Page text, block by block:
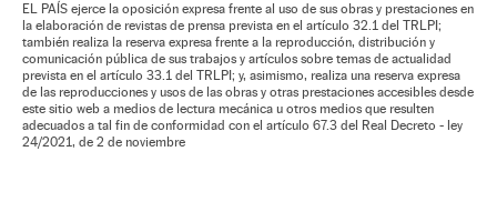
EL PAÍS ejerce la oposición expresa frente al uso de sus obras y prestaciones en
la elaboración de revistas de prensa prevista en el artículo 32.1 del TRLPI;
también realiza la reserva expresa frente a la reproducción, distribución y
comunicación pública de sus trabajos y artículos sobre temas de actualidad
prevista en el artículo 33.1 del TRLPI; y, asimismo, realiza una reserva expresa
de las reproducciones y usos de las obras y otras prestaciones accesibles desde
este sitio web a medios de lectura mecánica u otros medios que resulten
adecuados a tal fin de conformidad con el artículo 67.3 del Real Decreto - ley
24/2021, de 2 de noviembre